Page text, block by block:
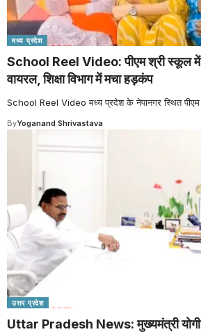
मध्य प्रदेश
School Reel Video: पीएम श्री स्कूल में
वायरल, शिक्षा विभाग में मचा हड़कंप
School Reel Video मध्य प्रदेश के नेपानगर स्थित पीएम
ByYoganand Shrivastava
उत्तर प्रदेश
Uttar Pradesh News: मुख्यमंत्री योगी